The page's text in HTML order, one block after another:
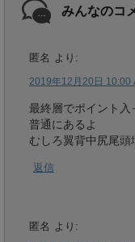
みんなのコ
匿名 より:
2019年12月20日 10:00
最終層でポイント入
普通にあるよ
むしろ翼背中尻尾
返信
匿名 より: